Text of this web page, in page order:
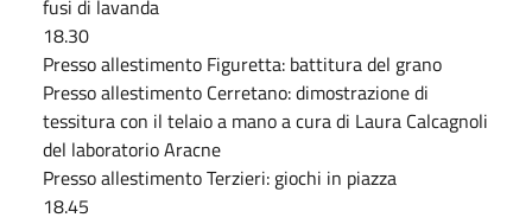
fusi di lavanda
18.30
Presso allestimento Figuretta: battitura del grano
Presso allestimento Cerretano: dimostrazione di
tessitura con il telaio a mano a cura di Laura Calcagnoli
del laboratorio Aracne
Presso allestimento Terzieri: giochi in piazza
18.45